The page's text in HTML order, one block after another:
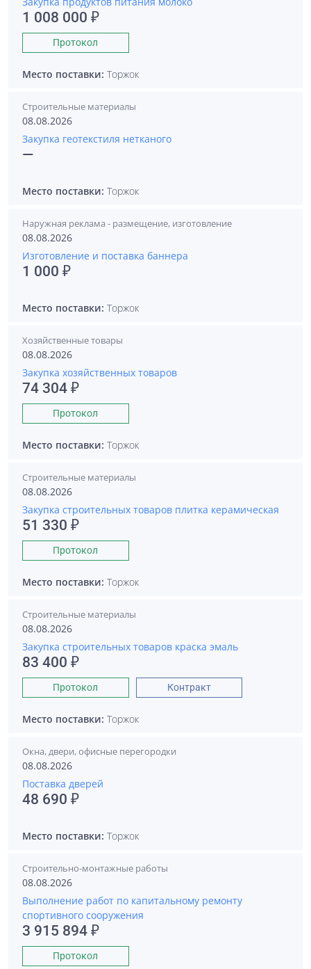
1 008 000 ₽
Протокол
Место поставки: Торжок
Строительные материалы
08.08.2026
Закупка геотекстиля нетканого
—
Место поставки: Торжок
Наружная реклама - размещение, изготовление
08.08.2026
Изготовление и поставка баннера
1 000 ₽
Место поставки: Торжок
Хозяйственные товары
08.08.2026
Закупка хозяйственных товаров
74 304 ₽
Протокол
Место поставки: Торжок
Строительные материалы
08.08.2026
Закупка строительных товаров плитка керамическая
51 330 ₽
Протокол
Место поставки: Торжок
Строительные материалы
08.08.2026
Закупка строительных товаров краска эмаль
83 400 ₽
Протокол Контракт
Место поставки: Торжок
Окна, двери, офисные перегородки
08.08.2026
Поставка дверей
48 690 ₽
Место поставки: Торжок
Строительно-монтажные работы
08.08.2026
Выполнение работ по капитальному ремонту
спортивного сооружения
3 915 894 ₽
Протокол